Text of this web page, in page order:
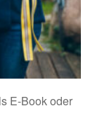
E-Book oder